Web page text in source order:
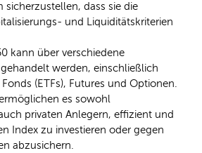
sicherzustellen, dass sie die
und Liquiditätskriterien
kann über verschiedene
werden, einschließlich
(ETFs), Futures und Optionen.
es sowohl
privaten Anlegern, effizient und
Index zu investieren oder gegen
abzusichern.